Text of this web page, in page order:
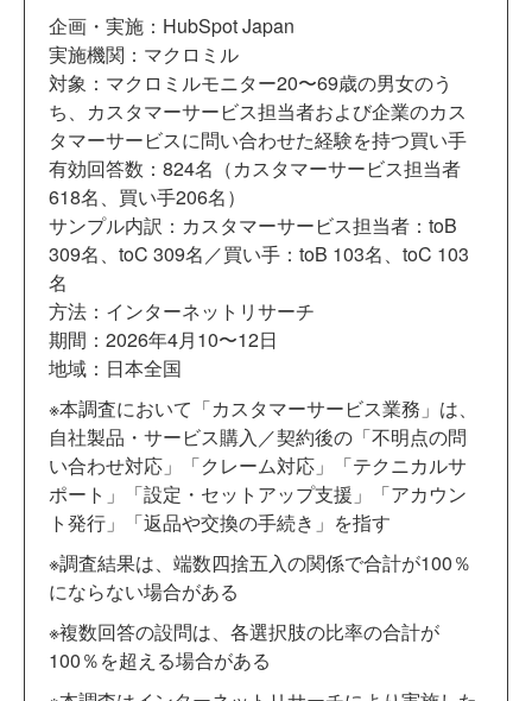
企画・実施：HubSpot Japan
実施機関：マクロミル
対象：マクロミルモニター20〜69歳の男女のう
ち、カスタマーサービス担当者および企業のカス
タマーサービスに問い合わせた経験を持つ買い手
有効回答数：824名（カスタマーサービス担当者
618名、買い手206名）
サンプル内訳：カスタマーサービス担当者：toB
309名、toC 309名／買い手：toB 103名、toC 103
名
方法：インターネットリサーチ
期間：2026年4月10〜12日
地域：日本全国
※本調査において「カスタマーサービス業務」は、
自社製品・サービス購入／契約後の「不明点の問
い合わせ対応」「クレーム対応」「テクニカルサ
ポート」「設定・セットアップ支援」「アカウン
ト発行」「返品や交換の手続き」を指す
※調査結果は、端数四捨五入の関係で合計が100％
にならない場合がある
※複数回答の設問は、各選択肢の比率の合計が
100％を超える場合がある